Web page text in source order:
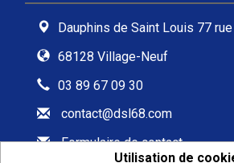
Dauphins de Saint Louis 77
68128 Village-Neuf
03 89 67 09 30
contact@dsl68.com
Formulaire de contact
Utilisation de